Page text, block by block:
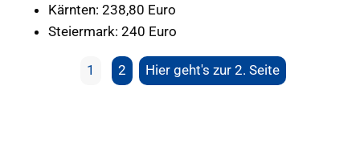
Kärnten: 238,80 Euro
Steiermark: 240 Euro
1 2 Hier geht's zur 2. Seite